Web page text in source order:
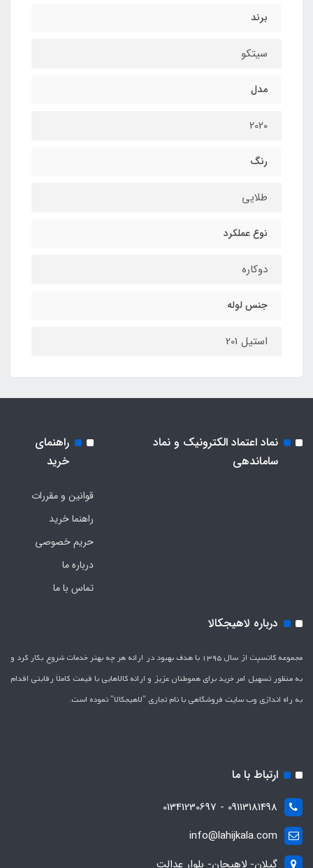
برند
سیتکو
مدل
2020
رنگ
طلایی
نوع عملکرد
دوکاره
جنس لوله
استیل 201
نماد اعتماد الکترونیک و نماد
ساماندهی
راهنمای
خرید
قوانین و مقررات
راهنما خرید
حریم خصوصی
درباره ما
تماس با ما
درباره لاهیجکالا
مجموعه کانسپت از سال 1395 با هدف بهبود در ارائه هر چه بهتر خدمات شروع بکار کرد و
به منظور تسهیل امر خرید برای هموطنان عزیز و ارائه کالاهایی با قیمت کاملاَ رقابتی اقدام
به راه اندازی وب سایت فروشگاهی با نام تجاری "لاهیج­کالا" نموده است.
ارتباط با ما
09113181498 - 01341230697
info@lahijkala.com
گیلان- لاهیجان- بلوار عدالت